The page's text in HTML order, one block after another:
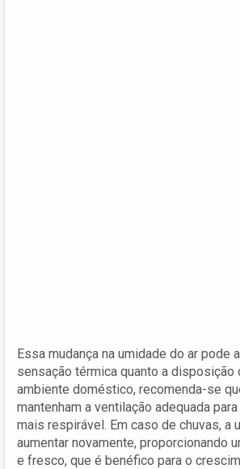
Essa mudança na umidade do ar pode
sensação térmica quanto a disposição
ambiente doméstico, recomenda-se
mantenham a ventilação adequada
mais respirável. Em caso de chuvas, a
aumentar novamente, proporcionando
e fresco, que é benéfico para o